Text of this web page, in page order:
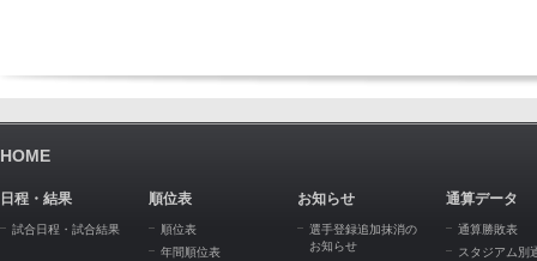
HOME
日程・結果
試合日程・試合結果
順位表
順位表
年間順位表
お知らせ
選手登録追加抹消の
お知らせ
通算データ
通算勝敗表
スタジアム別